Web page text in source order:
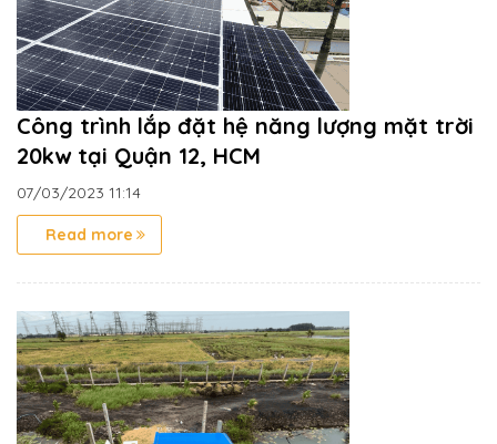
Công trình lắp đặt hệ năng lượng mặt trời
20kw tại Quận 12, HCM
07/03/2023 11:14
Read more